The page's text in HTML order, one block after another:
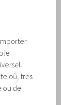
où, très
ou de